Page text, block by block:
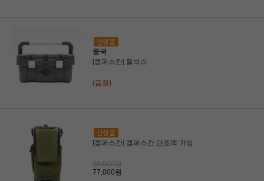
중국
[캠퍼스칸] 툴박스
(품절)
[캠퍼스칸] 캠퍼스칸 단조팩 가방
99,000원
77,000원